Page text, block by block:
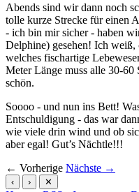
Abends sind wir dann noch
tolle kurze Strecke für einen
- ich bin mir sicher - haben
Delphine) gesehen! Ich weiß,
welches fischartige
Meter Länge muss alle 30-60
schön.
Soooo - und nun ins Bett!
Entschuldigung - das war
wie viele drin wind und ob
aber egal! Gut’s Nächtle!!!
← Vorherige Nächste →
‹ › ✕